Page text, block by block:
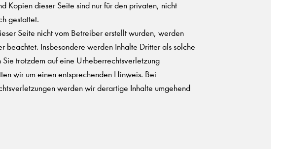
Kopien dieser Seite sind nur für den privaten, nicht
gestattet.
Seite nicht vom Betreiber erstellt wurden, werden
beachtet. Insbesondere werden Inhalte Dritter als solche
trotzdem auf eine Urheberrechtsverletzung
wir um einen entsprechenden Hinweis. Bei
werden wir derartige Inhalte umgehend